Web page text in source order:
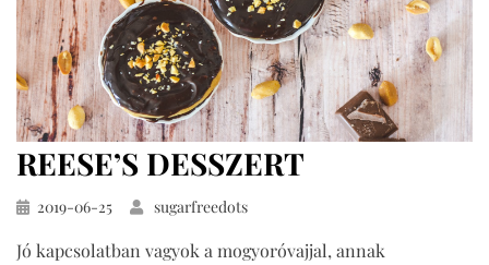
REESE’S DESSZERT
Közzétéve
2019-06-25 sugarfreedots
Jó kapcsolatban vagyok a mogyoróvajjal, annak